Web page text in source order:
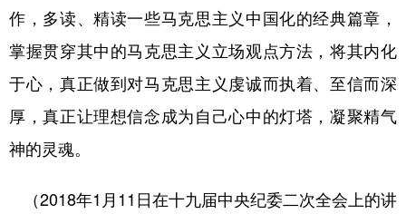
作，多读、精读一些马克思主义中国化的经典篇章，
掌握贯穿其中的马克思主义立场观点方法，将其内化
于心，真正做到对马克思主义虔诚而执着、至信而深
厚，真正让理想信念成为自己心中的灯塔，凝聚精气
神的灵魂。
（2018年1月11日在十九届中央纪委二次全会上的讲